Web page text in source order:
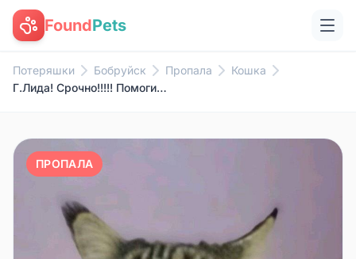
FoundPets
Потеряшки Бобруйск Пропала
Кошка
Г.Лида! Срочно!!!!! Помогите, ...
ПРОПАЛА